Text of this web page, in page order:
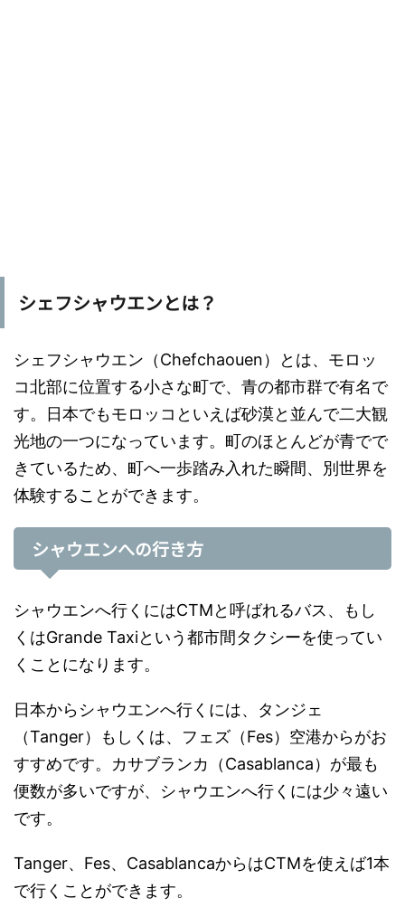
シェフシャウエンとは？
シェフシャウエン（Chefchaouen）とは、モロッ
コ北部に位置する小さな町で、青の都市群で有名で
す。日本でもモロッコといえば砂漠と並んで二大観
光地の一つになっています。町のほとんどが青でで
きているため、町へ一歩踏み入れた瞬間、別世界を
体験することができます。
シャウエンへの行き方
シャウエンへ行くにはCTMと呼ばれるバス、もし
くはGrande Taxiという都市間タクシーを使ってい
くことになります。
日本からシャウエンへ行くには、タンジェ
（Tanger）もしくは、フェズ（Fes）空港からがお
すすめです。カサブランカ（Casablanca）が最も
便数が多いですが、シャウエンへ行くには少々遠い
です。
Tanger、Fes、CasablancaからはCTMを使えば1本
で行くことができます。